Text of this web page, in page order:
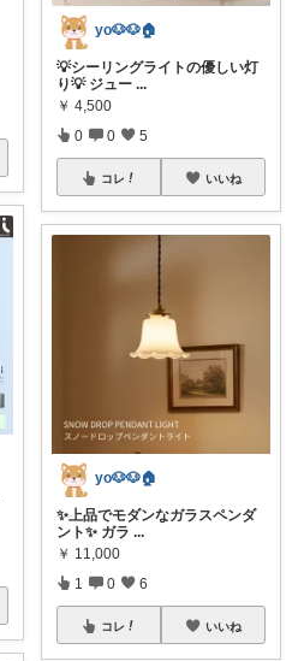
yo🐶🐶🏠
💡シーリングライトの優しい灯
り💡 ジュー ...
￥ 4,500
0 0 5
コレ いいね
yo🐶🐶🏠
✨上品でモダンなガラスペンダ
ント✨ ガラ ...
￥ 11,000
1 0 6
コレ いいね